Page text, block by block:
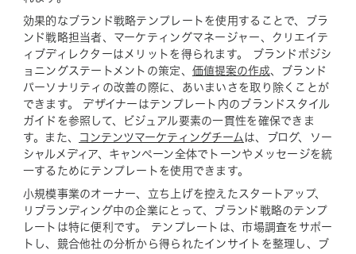
効果的なブランド戦略テンプレートを使用することで、ブラ
ンド戦略担当者、マーケティングマネージャー、クリエイテ
ィブディレクターはメリットを得られます。 ブランドポジシ
ョニングステートメントの策定、 価値提案の作成、ブランド
パーソナリティの改善の際に、あいまいさを取り除くことが
できます。 デザイナーはテンプレート内のブランドスタイル
ガイドを参照して、ビジュアル要素の一貫性を確保できま
す。また、
コンテンツマーケティングチーム は、ブログ、ソー
シャルメディア、キャンペーン全体でトーンやメッセージを統
一するためにテンプレートを使用できます。
小規模事業のオーナー、立ち上げを控えたスタートアップ、
リブランディング中の企業にとって、ブランド戦略のテンプ
レートは特に便利です。 テンプレートは、市場調査をサポー
トし、競合他社の分析から得られたインサイトを整理し、ブ